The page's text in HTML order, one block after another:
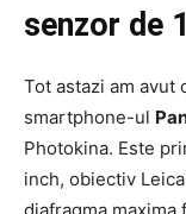
senzor de
Tot astazi am avut
smartphone-ul
Photokina. Este
inch, obiectiv